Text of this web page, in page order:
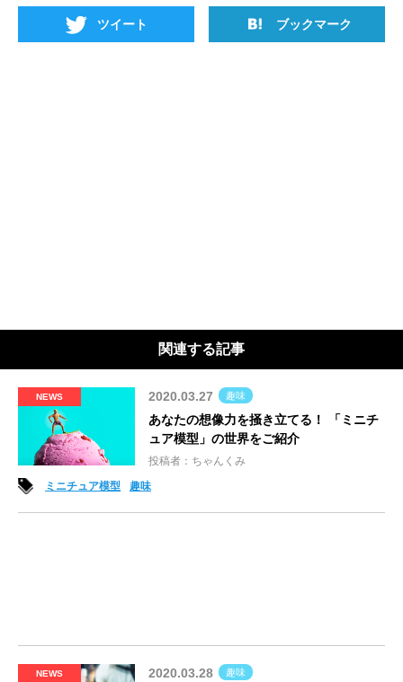
ツイート ブックマーク
関連する記事
NEWS 2020.03.27 趣味
あなたの想像力を掻き立てる！ 「ミニチ
ュア模型」の世界をご紹介
投稿者：ちゃんくみ
ミニチュア模型
趣味
NEWS 2020.03.28 趣味